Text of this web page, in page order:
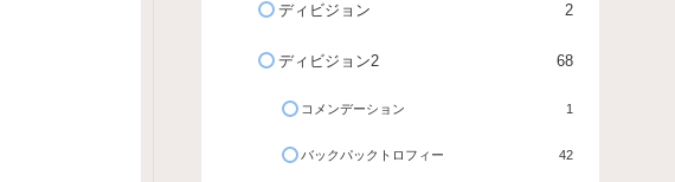
ディビジョン 2
ディビジョン2 68
コメンデーション 1
バックパックトロフィー 42